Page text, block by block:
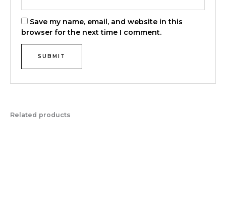
Save my name, email, and website in this
browser for the next time I comment.
Related products